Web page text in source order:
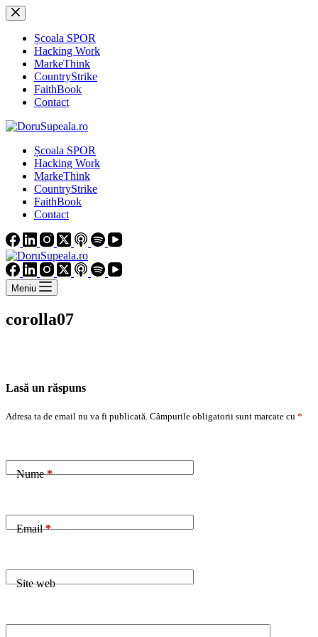
Sari
la
conținutȘcoala SPOR
Hacking Work
MarkeThink
CountryStrike
FaithBook
Contact
Școala SPOR
Hacking Work
MarkeThink
CountryStrike
FaithBook
Contact
Meniu
corolla07
Lasă un răspuns
Adresa ta de email nu va fi publicată. Câmpurile obligatorii sunt marcate cu *
Nume*
Email*
Site web